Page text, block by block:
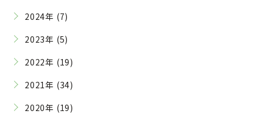
2024年 (7)
2023年 (5)
2022年 (19)
2021年 (34)
2020年 (19)